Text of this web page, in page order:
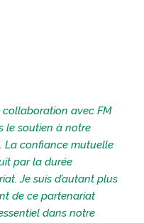
collaboration avec FM
le soutien à notre
La confiance mutuelle
par la durée
Je suis d’autant plus
de ce partenariat
dans notre